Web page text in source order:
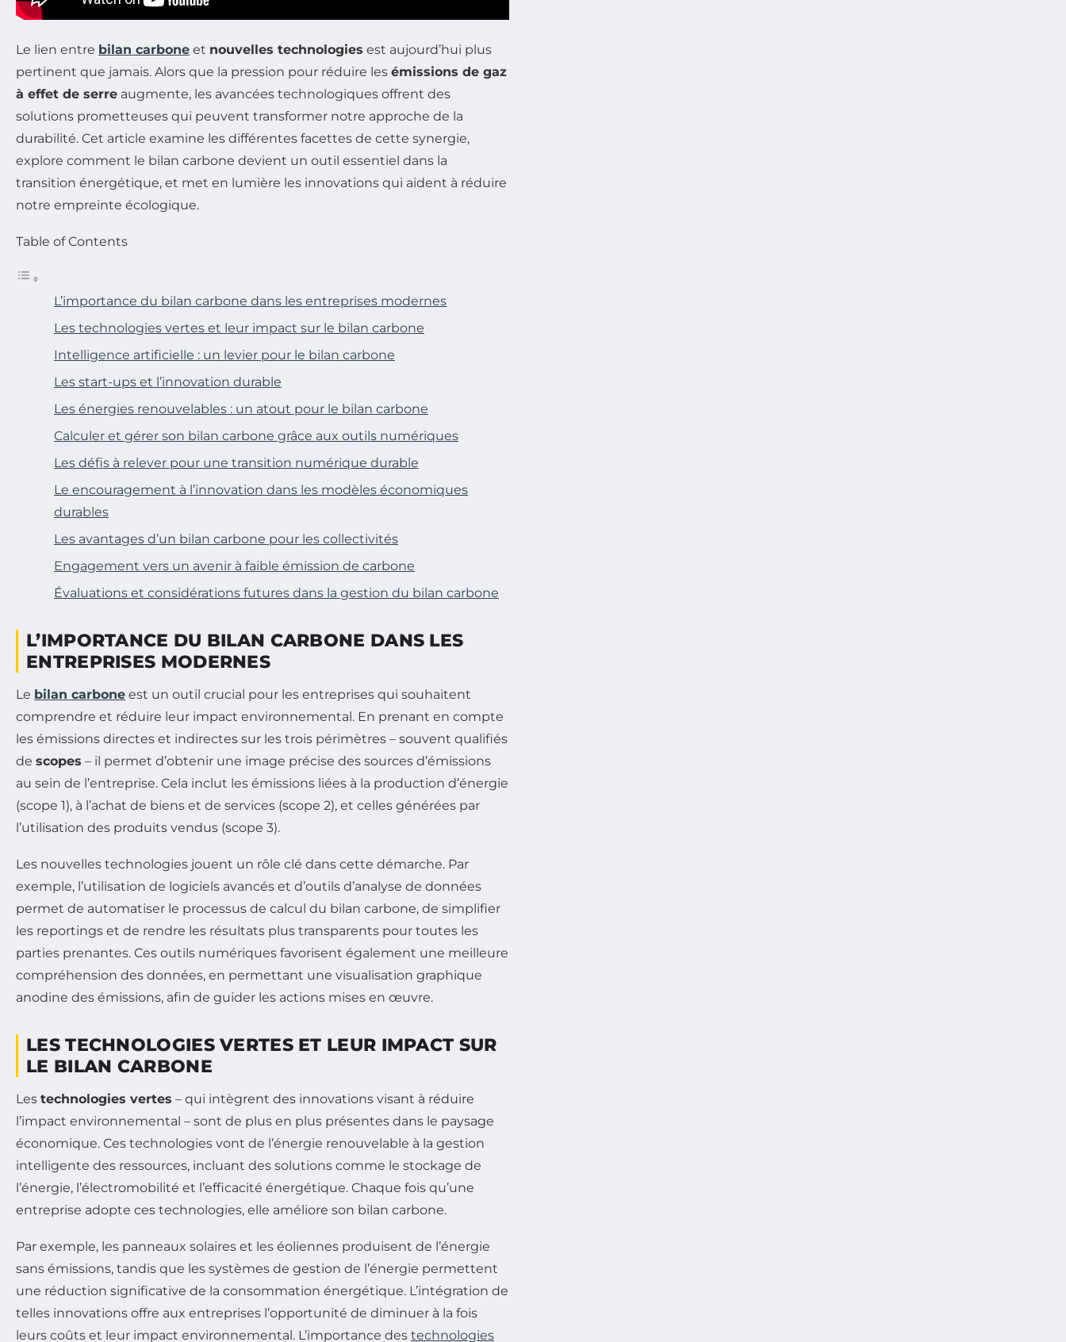
Le lien entre bilan carbone et nouvelles technologies est aujourd’hui plus
pertinent que jamais. Alors que la pression pour réduire les émissions de gaz
à effet de serre augmente, les avancées technologiques offrent des
solutions prometteuses qui peuvent transformer notre approche de la
durabilité. Cet article examine les différentes facettes de cette synergie,
explore comment le bilan carbone devient un outil essentiel dans la
transition énergétique, et met en lumière les innovations qui aident à réduire
notre empreinte écologique.
Table of Contents
L’importance du bilan carbone dans les entreprises modernes
Les technologies vertes et leur impact sur le bilan carbone
Intelligence artificielle : un levier pour le bilan carbone
Les start-ups et l’innovation durable
Les énergies renouvelables : un atout pour le bilan carbone
Calculer et gérer son bilan carbone grâce aux outils numériques
Les défis à relever pour une transition numérique durable
Le encouragement à l’innovation dans les modèles économiques
durables
Les avantages d’un bilan carbone pour les collectivités
Engagement vers un avenir à faible émission de carbone
Évaluations et considérations futures dans la gestion du bilan carbone
L’IMPORTANCE DU BILAN CARBONE DANS LES
ENTREPRISES MODERNES
Le bilan carbone est un outil crucial pour les entreprises qui souhaitent
comprendre et réduire leur impact environnemental. En prenant en compte
les émissions directes et indirectes sur les trois périmètres – souvent qualifiés
de scopes – il permet d’obtenir une image précise des sources d’émissions
au sein de l’entreprise. Cela inclut les émissions liées à la production d’énergie
(scope 1), à l’achat de biens et de services (scope 2), et celles générées par
l’utilisation des produits vendus (scope 3).
Les nouvelles technologies jouent un rôle clé dans cette démarche. Par
exemple, l’utilisation de logiciels avancés et d’outils d’analyse de données
permet de automatiser le processus de calcul du bilan carbone, de simplifier
les reportings et de rendre les résultats plus transparents pour toutes les
parties prenantes. Ces outils numériques favorisent également une meilleure
compréhension des données, en permettant une visualisation graphique
anodine des émissions, afin de guider les actions mises en œuvre.
LES TECHNOLOGIES VERTES ET LEUR IMPACT SUR
LE BILAN CARBONE
Les technologies vertes – qui intègrent des innovations visant à réduire
l’impact environnemental – sont de plus en plus présentes dans le paysage
économique. Ces technologies vont de l’énergie renouvelable à la gestion
intelligente des ressources, incluant des solutions comme le stockage de
l’énergie, l’électromobilité et l’efficacité énergétique. Chaque fois qu’une
entreprise adopte ces technologies, elle améliore son bilan carbone.
Par exemple, les panneaux solaires et les éoliennes produisent de l’énergie
sans émissions, tandis que les systèmes de gestion de l’énergie permettent
une réduction significative de la consommation énergétique. L’intégration de
telles innovations offre aux entreprises l’opportunité de diminuer à la fois
leurs coûts et leur impact environnemental. L’importance des technologies